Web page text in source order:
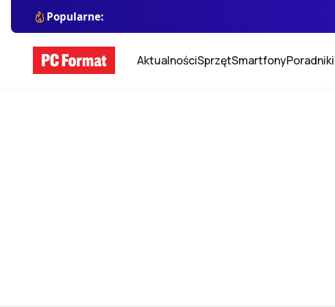
Popularne:
AktualnościSprzętSmartfonyPoradniki